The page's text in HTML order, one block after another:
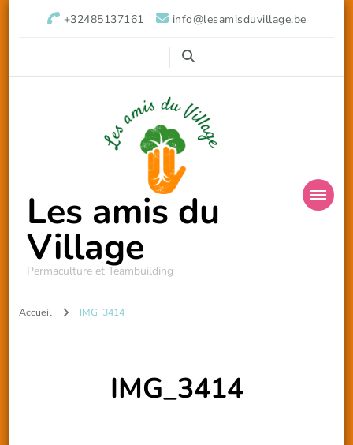
+32485137161 info@lesamisduvillage.be
Les amis du
Village
Permaculture et Teambuilding
Accueil IMG_3414
IMG_3414